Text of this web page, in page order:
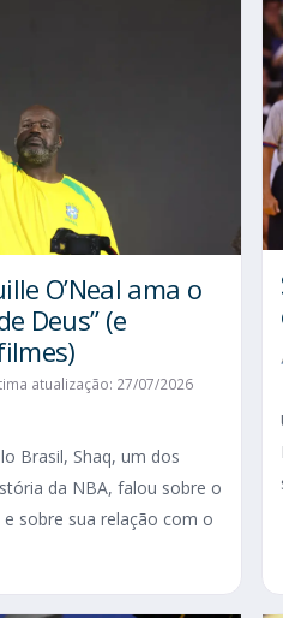
O’Neal ama o
Deus” (e
atualização: 27/07/2026
Brasil, Shaq, um dos
da NBA, falou sobre o
sobre sua relação com o